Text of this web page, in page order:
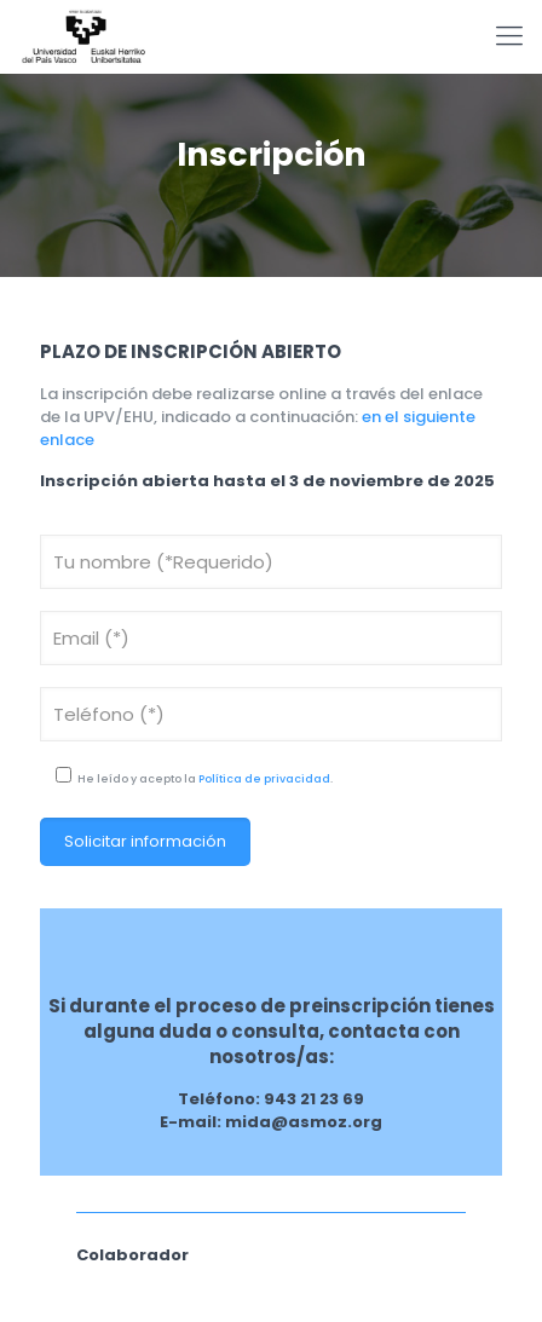
Inscripción
PLAZO DE INSCRIPCIÓN ABIERTO
La inscripción debe realizarse online a través del enlace
de la UPV/EHU, indicado a continuación:en el siguiente
enlace
Inscripción abierta hasta el 3 de noviembre de 2025
He leído y acepto laPolítica de privacidad.
Si durante el proceso de preinscripción tienes
alguna duda o consulta, contacta con
nosotros/as:
Teléfono: 943 21 23 69
E-mail: mida@asmoz.org
Colaborador